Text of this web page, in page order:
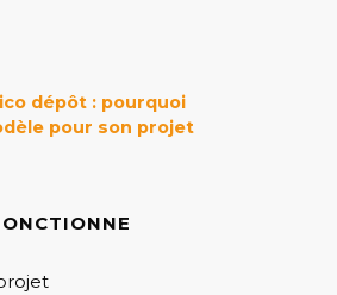
dépôt : pourquoi
pour son projet